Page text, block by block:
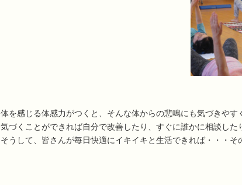
体を感じる体感力がつくと、そんな体からの悲鳴にも気づきやす
気づくことができれば自分で改善したり、すぐに誰かに相談した
そうして、皆さんが毎日快適にイキイキと生活できれば・・・そ